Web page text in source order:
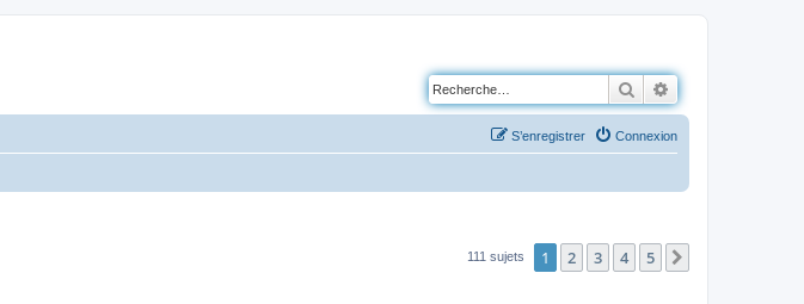
Rechercher
Connexion
S’enregistrer
111 sujets 1 2 3 4 5